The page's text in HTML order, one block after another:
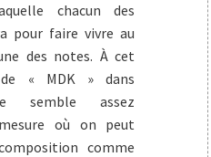
chacun des
pour faire vivre au
des notes. À cet
« MDK » dans
semble assez
où on peut
comme